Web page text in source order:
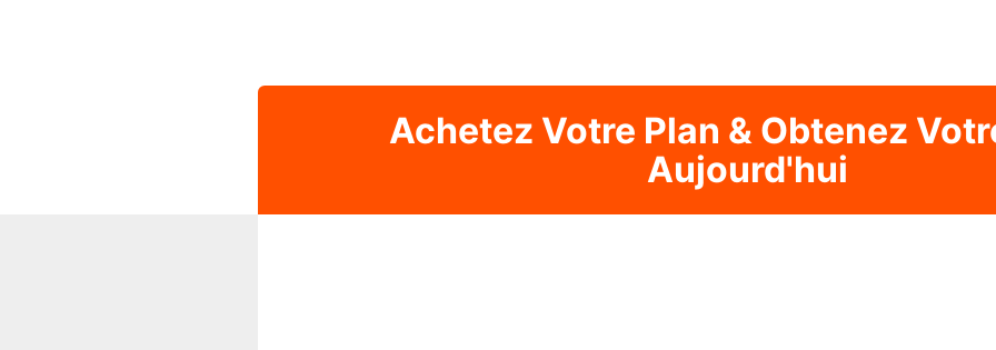
Achetez Votre Plan & Obtenez
Aujourd'hui